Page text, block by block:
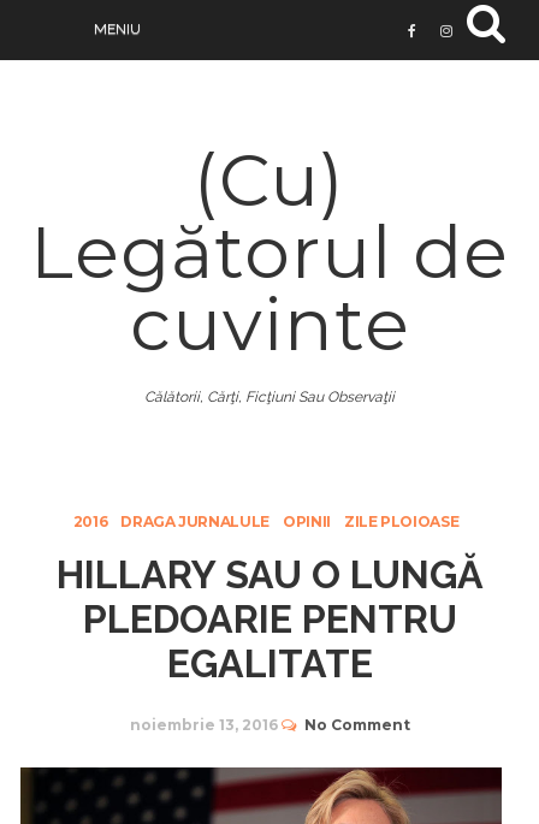
(Cu)
Legătorul de
cuvinte
Călătorii, Cărţi, Ficţiuni Sau Observaţii
2016 DRAGA JURNALULE OPINII ZILE PLOIOASE
HILLARY SAU O LUNGĂ
PLEDOARIE PENTRU
EGALITATE
noiembrie 13, 2016 No Comment